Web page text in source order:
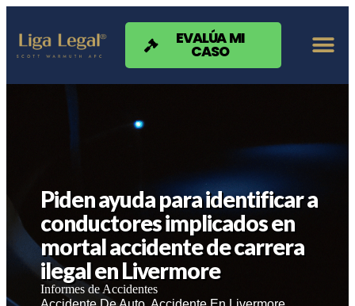
Nota:
sitio
web
EVALÚA MI
CASO
Piden ayuda para identificar a
conductores implicados en
mortal accidente de carrera
ilegal en Livermore
Informes de Accidentes